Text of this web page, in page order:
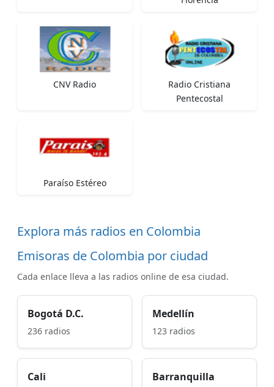
CNV Radio
Radio Cristiana
Pentecostal
Paraíso Estéreo
Explora más radios en Colombia
Emisoras de Colombia por ciudad
Cada enlace lleva a las radios online de esa ciudad.
Bogotá D.C.
236 radios
Medellín
123 radios
Cali Barranquilla